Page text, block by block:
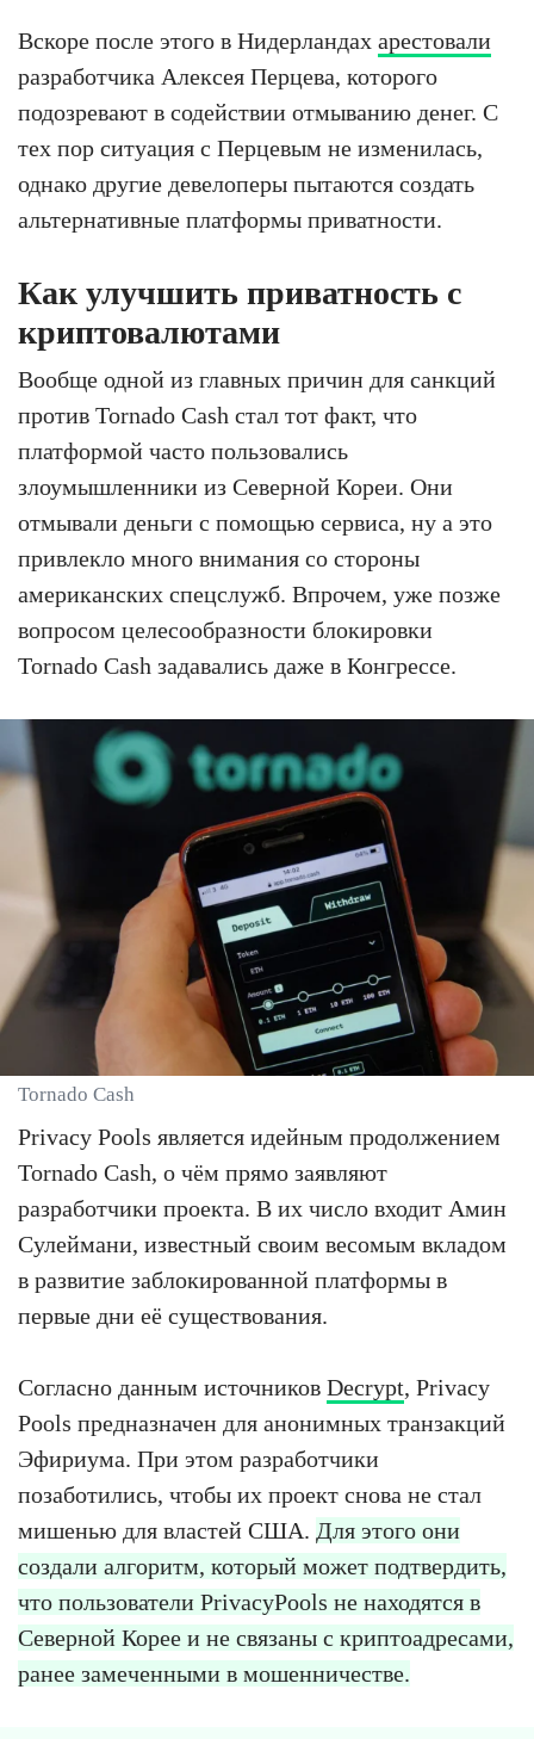
Вскоре после этого в Нидерландах арестовали
разработчика Алексея Перцева, которого
подозревают в содействии отмыванию денег. С
тех пор ситуация с Перцевым не изменилась,
однако другие девелоперы пытаются создать
альтернативные платформы приватности.
Как улучшить приватность с
криптовалютами
Вообще одной из главных причин для санкций
против Tornado Cash стал тот факт, что
платформой часто пользовались
злоумышленники из Северной Кореи. Они
отмывали деньги с помощью сервиса, ну а это
привлекло много внимания со стороны
американских спецслужб. Впрочем, уже позже
вопросом целесообразности блокировки
Tornado Cash задавались даже в Конгрессе.
Tornado Cash
Privacy Pools является идейным продолжением
Tornado Cash, о чём прямо заявляют
разработчики проекта. В их число входит Амин
Сулеймани, известный своим весомым вкладом
в развитие заблокированной платформы в
первые дни её существования.
Согласно данным источников Decrypt, Privacy
Pools предназначен для анонимных транзакций
Эфириума. При этом разработчики
позаботились, чтобы их проект снова не стал
мишенью для властей США. Для этого они
создали алгоритм, который может подтвердить,
что пользователи PrivacyPools не находятся в
Северной Корее и не связаны с криптоадресами,
ранее замеченными в мошенничестве.